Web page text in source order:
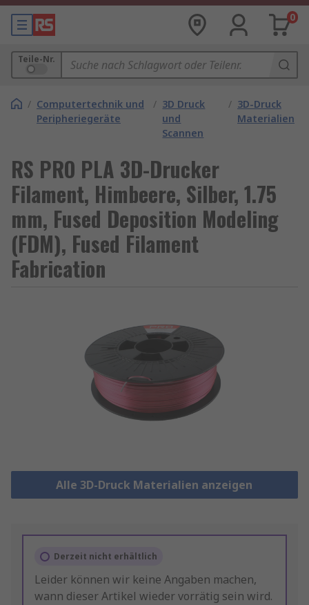
0
Teile-Nr.
/ Computertechnik und
Peripheriegeräte
/ 3D Druck
und
Scannen
/ 3D-Druck
Materialien
RS PRO PLA 3D-Drucker
Filament, Himbeere, Silber, 1.75
mm, Fused Deposition Modeling
(FDM), Fused Filament
Fabrication
Alle 3D-Druck Materialien anzeigen
Derzeit nicht erhältlich
Leider können wir keine Angaben machen,
wann dieser Artikel wieder vorrätig sein wird.